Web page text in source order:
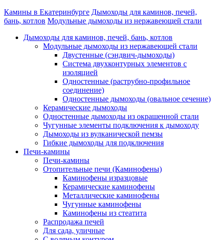
Камины в Екатеринбурге Дымоходы для каминов, печей,
бань, котлов Модульные дымоходы из нержавеющей стали
Дымоходы для каминов, печей, бань, котлов
Модульные дымоходы из нержавеющей стали
Двустенные (сэндвич-дымоходы)
Система двухконтурных элементов с
изоляцией
Одностенные (раструбно-профильное
соединение)
Одностенные дымоходы (овальное сечение)
Керамические дымоходы
Одностенные дымоходы из окрашенной стали
Чугунные элементы подключения к дымоходу
Дымоходы из вулканической пемзы
Гибкие дымоходы для подключения
Печи-камины
Печи-камины
Отопительные печи (Каминофены)
Каминофены изразцовые
Керамические каминофены
Металлические каминофены
Чугунные каминофены
Каминофены из стеатита
Распродажа печей
Для сада, уличные